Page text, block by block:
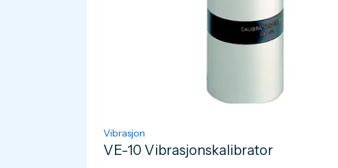
Vibrasjon
VE-10 Vibrasjonskalibrator